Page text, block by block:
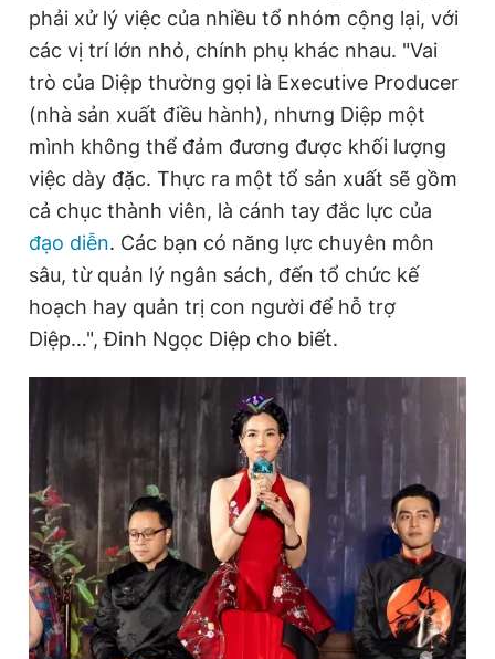
Theo dõi báo trên
Hotline
0906 645 777
Liên hệ quảng cáo
0908 780 404
Đặt báo Quảng cáo RSS Tòa soạn Chính sách bảo
Tổng biên tập: Nguyễn Ngọc Toàn
Phó tổng biên tập thường trực: Hải Thành
Phó tổng biên tập: Lâm Hiếu Dũng
Giấy phép xuất bản số 110/GP - BTTTT cấp ngày 24.3.2020
© 2003-2026 Bản quyền thuộc về Báo Thanh Niên. Cấm sao
chép dưới mọi hình thức nếu không có sự chấp thuận bằng văn
bản. Phát triển bởi ePi Technologies, JSC.
phải xử lý việc của nhiều tổ nhóm cộng lại, với
các vị trí lớn nhỏ, chính phụ khác nhau. "Vai
trò của Diệp thường gọi là Executive Producer
(nhà sản xuất điều hành), nhưng Diệp một
mình không thể đảm đương được khối lượng
việc dày đặc. Thực ra một tổ sản xuất sẽ gồm
cả chục thành viên, là cánh tay đắc lực của
đạo diễn. Các bạn có năng lực chuyên môn
sâu, từ quản lý ngân sách, đến tổ chức kế
hoạch hay quản trị con người để hỗ trợ
Diệp…", Đinh Ngọc Diệp cho biết.